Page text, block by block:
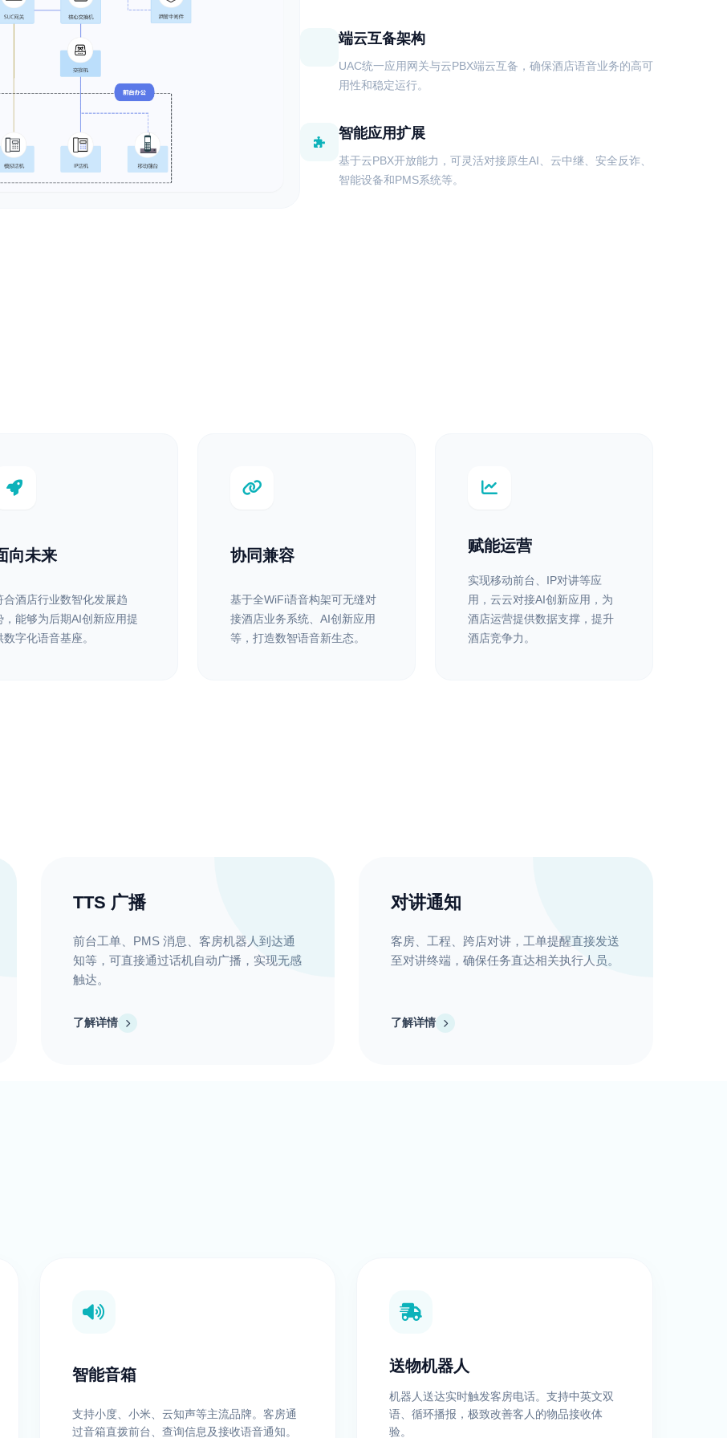
端云互备架构
UAC统一应用网关与云PBX端云互备，确保酒店语音业务的高可
用性和稳定运行。
智能应用扩展
基于云PBX开放能力，可灵活对接原生AI、云中继、安全反诈、
智能设备和PMS系统等。
向未来
合酒店行业数智化发展趋
，能够为后期AI创新应用提
数字化语音基座。
协同兼容
基于全WiFi语音构架可无缝对
接酒店业务系统、AI创新应用
等，打造数智语音新生态。
赋能运营
实现移动前台、IP对讲等应
用，云云对接AI创新应用，为
酒店运营提供数据支撑，提升
酒店竞争力。
TTS 广播
前台工单、PMS 消息、客房机器人到达通
知等，可直接通过话机自动广播，实现无感
触达。
了解详情
对讲通知
客房、工程、跨店对讲，工单提醒直接发送
至对讲终端，确保任务直达相关执行人员。
了解详情
智能音箱
支持小度、小米、云知声等主流品牌。客房通
过音箱直拨前台、查询信息及接收语音通知。
送物机器人
机器人送达实时触发客房电话。支持中英文双
语、循环播报，极致改善客人的物品接收体
验。